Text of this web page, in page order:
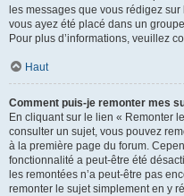
les messages que vous rédigez
vous ayez été placé dans un
Pour plus d’informations, veuillez
Haut
Comment puis-je remonter mes
En cliquant sur le lien « Remonter
consulter un sujet, vous pouvez
à la première page du forum.
fonctionnalité a peut-être été
les remontées n’a peut-être pas
remonter le sujet simplement en y